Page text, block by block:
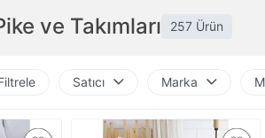
ve Takımları 257 Ürün
Satıcı Marka